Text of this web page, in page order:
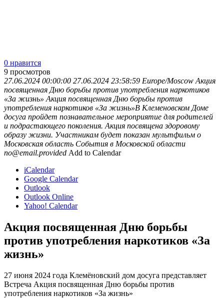
0 нравится
9 просмотров
27.06.2024 00:00:00 27.06.2024 23:58:59 Europe/Moscow Акция
посвященная Дню борьбы против употребления наркотиков
«За жизнь» Акция посвященная Дню борьбы против
употребления наркотиков «За жизнь»В Клеменовском Доме
досуга пройдет познавательное мероприятие для родителей
и подрастающего поколения. Акция посвящена здоровому
образу жизни. Участникам будет показан мультфильм о
Московская область События в Московской области
no@email.provided Add to Calendar
iCalendar
Google Calendar
Outlook
Outlook Online
Yahoo! Calendar
Акция посвященная Дню борьбы
против употребления наркотиков «За
жизнь»
27 июня 2024 года Клемёновский дом досуга представляет
Встреча Акция посвященная Дню борьбы против
употребления наркотиков «За жизнь»